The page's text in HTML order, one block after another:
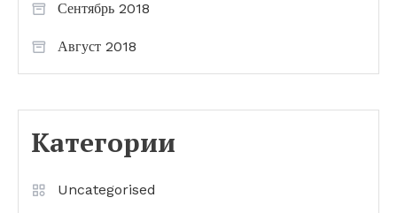
Сентябрь 2018
Август 2018
Категории
Uncategorised